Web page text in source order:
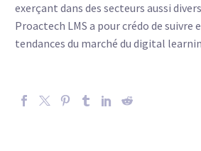
exerçant dans des secteurs aussi
Proactech LMS a pour crédo de suivre
tendances du marché du digital